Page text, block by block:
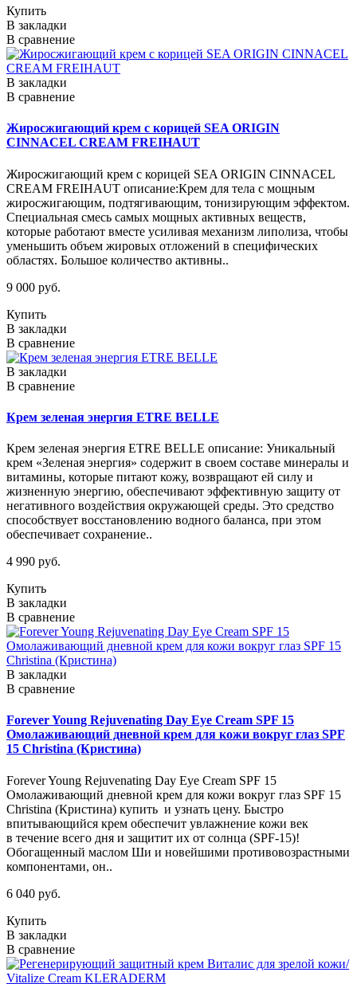
Купить
В закладки
В сравнение
В закладки
В сравнение
Жиросжигающий крем с корицей SEA ORIGIN
CINNACEL CREAM FREIHAUT
Жиросжигающий крем с корицей SEA ORIGIN CINNACEL
CREAM FREIHAUT описание:Крем для тела с мощным
жиросжигающим, подтягивающим, тонизирующим эффектом.
Специальная смесь самых мощных активных веществ,
которые работают вместе усиливая механизм липолиза, чтобы
уменьшить объем жировых отложений в специфических
областях. Большое количество активны..
9 000 руб.
Купить
В закладки
В сравнение
В закладки
В сравнение
Крем зеленая энергия ETRE BELLE
Крем зеленая энергия ETRE BELLE описание: Уникальный
крем «Зеленая энергия» содержит в своем составе минералы и
витамины, которые питают кожу, возвращают ей силу и
жизненную энергию, обеспечивают эффективную защиту от
негативного воздействия окружающей среды. Это средство
способствует восстановлению водного баланса, при этом
обеспечивает сохранение..
4 990 руб.
Купить
В закладки
В сравнение
В закладки
В сравнение
Forever Young Rejuvenating Day Eye Cream SPF 15
Омолаживающий дневной крем для кожи вокруг глаз SPF
15 Christina (Кристина)
Forever Young Rejuvenating Day Eye Cream SPF 15
Омолаживающий дневной крем для кожи вокруг глаз SPF 15
Christina (Кристина) купить и узнать цену. Быстро
впитывающийся крем обеспечит увлажнение кожи век
в течение всего дня и защитит их от солнца (SPF-15)!
Обогащенный маслом Ши и новейшими противовозрастными
компонентами, он..
6 040 руб.
Купить
В закладки
В сравнение